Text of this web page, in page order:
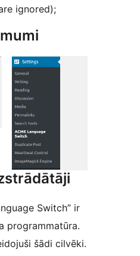
ignored);
Switch” ir
programmatūra.
šādi cilvēki.